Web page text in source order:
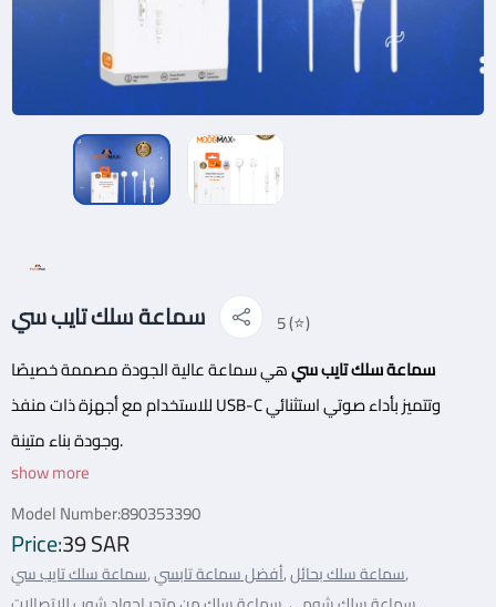
سماعة سلك تايب سي
5 (⭐)
سماعة سلك تايب سيهي سماعة عالية الجودة مصممة خصيصًا
للاستخدام مع أجهزة ذات منفذ USB-C وتتميز بأداء صوتي استثنائي
وجودة بناء متينة.
التصنيف :اكسسوارات
show more
Model Number:890353390
Price:39 SAR
سماعة سلك تايب سي, أفضل سماعة تابسي,
سماعة سلك بحائل,